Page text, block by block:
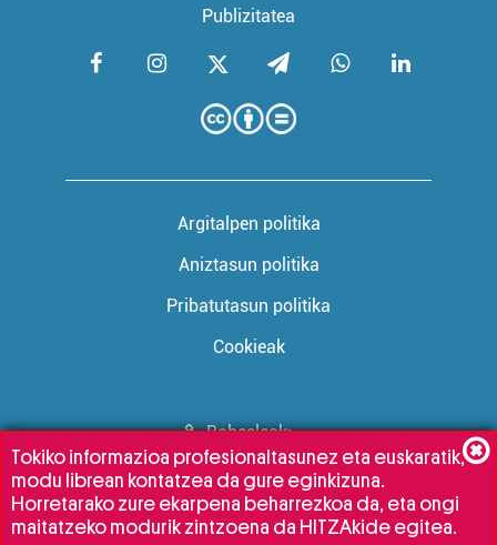
Publizitatea
Argitalpen politika
Aniztasun politika
Pribatutasun politika
Cookieak
Babesleak:
Tokiko informazioa profesionaltasunez eta euskaratik,
modu librean kontatzea da gure eginkizuna.
Horretarako zure ekarpena beharrezkoa da, eta ongi
maitatzeko modurik zintzoena da HITZAkide egitea.